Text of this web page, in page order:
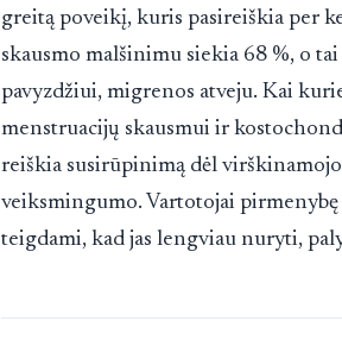
greitą poveikį, kuris pasireiškia per
skausmo malšinimu siekia 68 %, o
pavyzdžiui, migrenos atveju. Kai
menstruacijų skausmui ir
reiškia susirūpinimą dėl
veiksmingumo. Vartotojai
teigdami, kad jas lengviau nuryti,